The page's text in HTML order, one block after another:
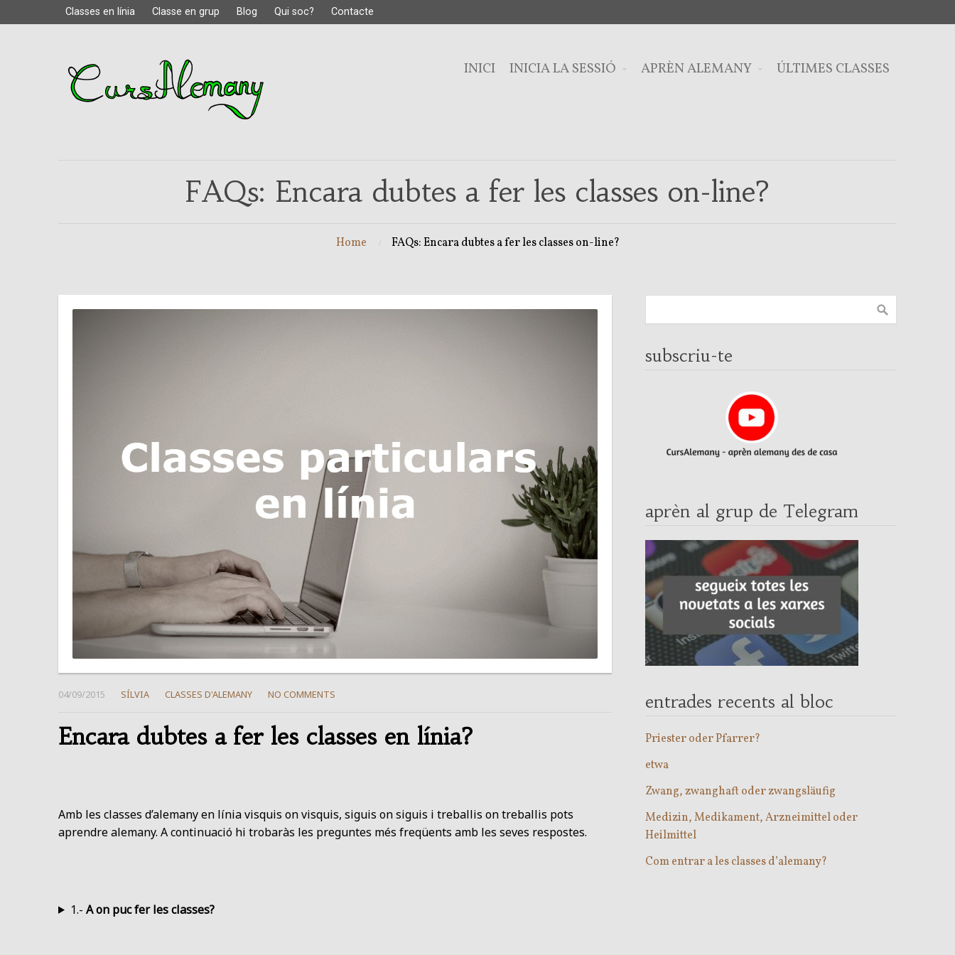
Classes en línia Classe en grup Blog Qui soc? Contacte
INICI INICIA LA SESSIÓ APRÈN ALEMANY ÚLTIMES CLASSES
FAQs: Encara dubtes a fer les classes on-line?
Home FAQs: Encara dubtes a fer les classes on-line?
04/09/2015 SÍLVIA CLASSES D'ALEMANY NO COMMENTS
Encara dubtes a fer les classes en línia?
Amb les classes d’alemany en línia visquis on visquis, siguis on siguis i treballis on treballis pots
aprendre alemany. A continuació hi trobaràs les preguntes més freqüents amb les seves respostes.
1.- A on puc fer les classes?
subscriu-te
aprèn al grup de Telegram
entrades recents al bloc
Priester oder Pfarrer?
etwa
Zwang, zwanghaft oder zwangsläufig
Medizin, Medikament, Arzneimittel oder
Heilmittel
Com entrar a les classes d’alemany?